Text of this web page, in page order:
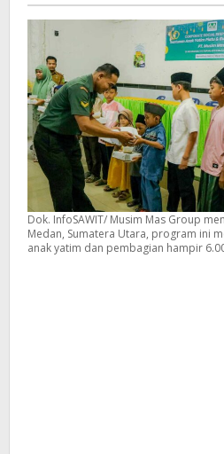
Dok. InfoSAWIT/ Musim Mas Group
Medan, Sumatera Utara, program ini
anak yatim dan pembagian hampir